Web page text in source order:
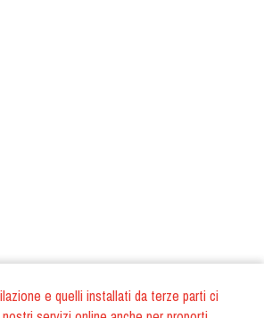
e quelli installati da terze parti ci